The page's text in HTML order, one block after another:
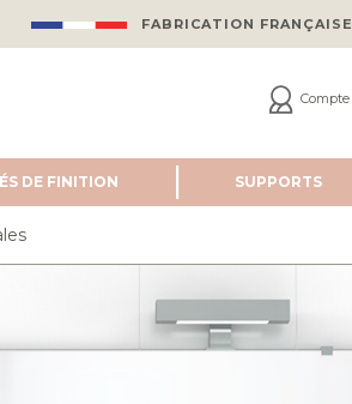
FABRICATION FRANÇAISE
Compte
DE FINITION SUPPORTS